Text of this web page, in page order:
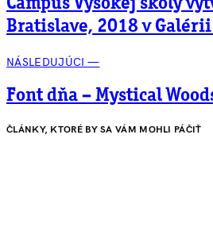
Bratislave, 2018 v Galérii
NÁSLEDUJÚCI —
Font dňa – Mystical
ČLÁNKY, KTORÉ BY SA VÁM MOHLI PÁČIŤ